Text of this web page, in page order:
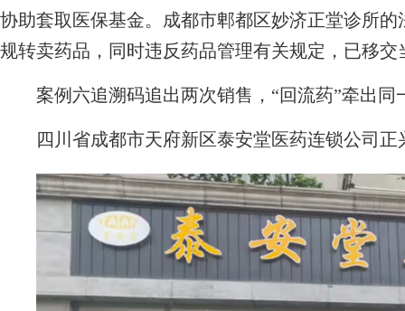
协助套取医保基金。成都市郫都区妙济正堂诊所
规转卖药品，同时违反药品管理有关规定，已移
案例六追溯码追出两次销售，“回流药”牵出同
四川省成都市天府新区泰安堂医药连锁公司正